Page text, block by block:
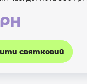
святковий